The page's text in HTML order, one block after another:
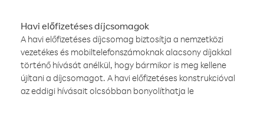
Havi előfizetéses díjcsomagok
A havi előfizetéses díjcsomag biztosítja a nemzetközi
vezetékes és mobiltelefonszámoknak alacsony díjakkal
történő hívását anélkül, hogy bármikor is meg kellene
újítani a díjcsomagot. A havi előfizetéses konstrukcióval
az eddigi hívásait olcsóbban bonyolíthatja le